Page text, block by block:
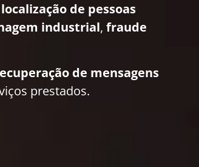
localização de pessoas
industrial, fraude
de mensagens
prestados.